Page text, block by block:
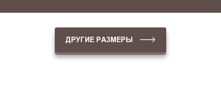
ДРУГИЕ РАЗМЕРЫ